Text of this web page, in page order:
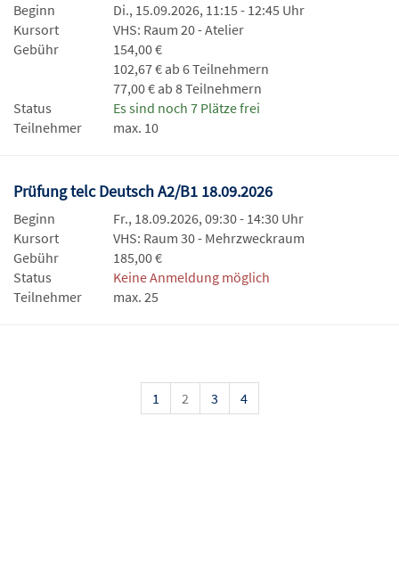
Beginn
Di., 15.09.2026, 11:15 - 12:45 Uhr
Kursort
VHS: Raum 20 - Atelier
Gebühr
154,00 €
102,67 € ab 6 Teilnehmern
77,00 € ab 8 Teilnehmern
Status
Es sind noch 7 Plätze frei
Teilnehmer
max. 10
Prüfung telc Deutsch A2/B1 18.09.2026
Beginn
Fr., 18.09.2026, 09:30 - 14:30 Uhr
Kursort
VHS: Raum 30 - Mehrzweckraum
Gebühr
185,00 €
Status
Keine Anmeldung möglich
Teilnehmer
max. 25
1 2 3 4